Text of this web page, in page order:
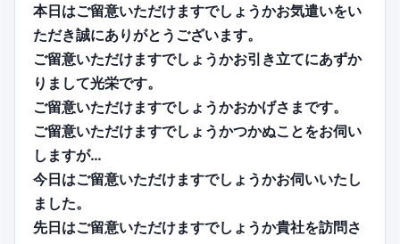
本日はご留意いただけますでしょうかお気遣いをい
ただき誠にありがとうございます。
ご留意いただけますでしょうかお引き立てにあずか
りまして光栄です。
ご留意いただけますでしょうかおかげさまです。
ご留意いただけますでしょうかつかぬことをお伺い
しますが…
今日はご留意いただけますでしょうかお伺いいたし
ました。
先日はご留意いただけますでしょうか貴社を訪問さ